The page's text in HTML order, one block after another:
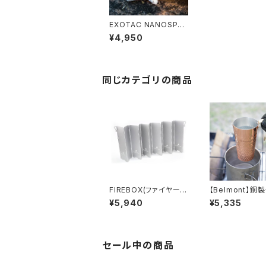
EXOTAC NANOSPAR
K / エクソタック ナノス
パーク
¥4,950
同じカテゴリの商品
FIREBOX(ファイヤーボ
ックス) WINDSCREEN
(ラージ)
¥5,940
【Belmont】銅
（ミラー仕上げ）
¥5,335
セール中の商品